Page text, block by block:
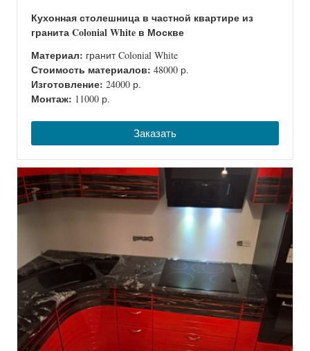
Кухонная столешница в частной квартире из
гранита Colonial White в Москве
Материал: гранит Colonial White
Стоимость материалов: 48000 р.
Изготовление: 24000 р.
Монтаж: 11000 р.
Заказать